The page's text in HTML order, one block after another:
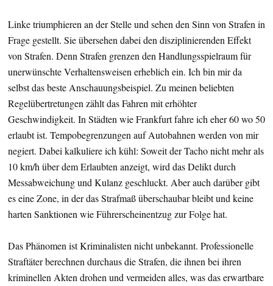
Linke triumphieren an der Stelle und sehen den Sinn von Strafen in
Frage gestellt. Sie übersehen dabei den disziplinierenden Effekt
von Strafen. Denn Strafen grenzen den Handlungsspielraum für
unerwünschte Verhaltensweisen erheblich ein. Ich bin mir da
selbst das beste Anschauungsbeispiel. Zu meinen beliebten
Regelübertretungen zählt das Fahren mit erhöhter
Geschwindigkeit. In Städten wie Frankfurt fahre ich eher 60 wo 50
erlaubt ist. Tempobegrenzungen auf Autobahnen werden von mir
negiert. Dabei kalkuliere ich kühl: Soweit der Tacho nicht mehr als
10 km/h über dem Erlaubten anzeigt, wird das Delikt durch
Messabweichung und Kulanz geschluckt. Aber auch darüber gibt
es eine Zone, in der das Strafmaß überschaubar bleibt und keine
harten Sanktionen wie Führerscheinentzug zur Folge hat.
Das Phänomen ist Kriminalisten nicht unbekannt. Professionelle
Straftäter berechnen durchaus die Strafen, die ihnen bei ihren
kriminellen Akten drohen und vermeiden alles, was das erwartbare